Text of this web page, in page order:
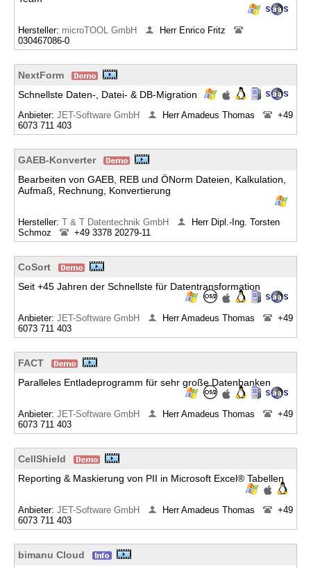
Hersteller: microTOOL GmbH
Herr Enrico Fritz
030467086-0
NextForm
Schnellste Daten-, Datei- & DB-Migration
Anbieter: JET-Software GmbH Herr Amadeus Thomas
+49
6073 711 403
GAEB-Konverter
Bearbeiten von GAEB, REB und ÖNorm Dateien, Kalkulation,
Aufmaß, Rechnung, Konvertierung
Hersteller: T & T Datentechnik GmbH
Herr Dipl.-Ing. Torsten
Schmoz
+49 3378 20279-11
CoSort
Seit +45 Jahren der Schnellste für Datentransformation
Anbieter: JET-Software GmbH Herr Amadeus Thomas
+49
6073 711 403
FACT
Paralleles Entladeprogramm für sehr große Datenbanken
Anbieter: JET-Software GmbH Herr Amadeus Thomas
+49
6073 711 403
CellShield
Reporting & Maskierung von PII in Microsoft Excel® Tabellen
Anbieter: JET-Software GmbH Herr Amadeus Thomas
+49
6073 711 403
bimanu Cloud